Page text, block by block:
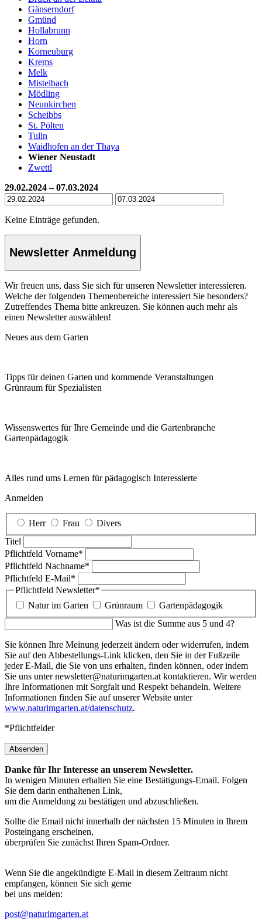
Gänserndorf
Gmünd
Hollabrunn
Horn
Korneuburg
Krems
Melk
Mistelbach
Mödling
Neunkirchen
Scheibbs
St. Pölten
Tulln
Waidhofen an der Thaya
Wiener Neustadt
Zwettl
29.02.2024 – 07.03.2024
Keine Einträge gefunden.
Newsletter Anmeldung
Wir freuen uns, dass Sie sich für unseren Newsletter interessieren.
Welche der folgenden Themenbereiche interessiert Sie besonders?
Zutreffendes Thema bitte ankreuzen. Sie können auch mehr als
einen Newsletter auswählen!
Neues aus dem Garten
Tipps für deinen Garten und kommende Veranstaltungen
Grünraum für Spezialisten
Wissenswertes für Ihre Gemeinde und die Gartenbranche
Garten­pädagogik
Alles rund ums Lernen für pädagogisch Interessierte
Anmelden
Herr Frau
Divers
Titel
Pflichtfeld Vorname*
Pflichtfeld Nachname*
Pflichtfeld E-Mail*
Pflichtfeld Newsletter*
Natur im Garten
Grünraum
Gartenpädagogik
Was ist die Summe aus 5 und 4?
Sie können Ihre Meinung jederzeit ändern oder widerrufen, indem
Sie auf den Abbestellungs-Link klicken, den Sie in der Fußzeile
jeder E-Mail, die Sie von uns erhalten, finden können, oder indem
Sie uns unter newsletter@naturimgarten.at kontaktieren. Wir werden
Ihre Informationen mit Sorgfalt und Respekt behandeln. Weitere
Informationen finden Sie auf unserer Website unter
www.naturimgarten.at/datenschutz.
*Pflichtfelder
Absenden
Danke für Ihr Interesse an unserem Newsletter.
In wenigen Minuten erhalten Sie eine Bestätigungs-Email. Folgen
Sie dem darin enthaltenen Link,
um die Anmeldung zu bestätigen und abzuschließen.
Sollte die Email nicht innerhalb der nächsten 15 Minuten in Ihrem
Posteingang erscheinen,
überprüfen Sie zunächst Ihren Spam-Ordner.
Wenn Sie die angekündigte E-Mail in diesem Zeitraum nicht
empfangen, können Sie sich gerne
bei uns melden:
post@naturimgarten.at